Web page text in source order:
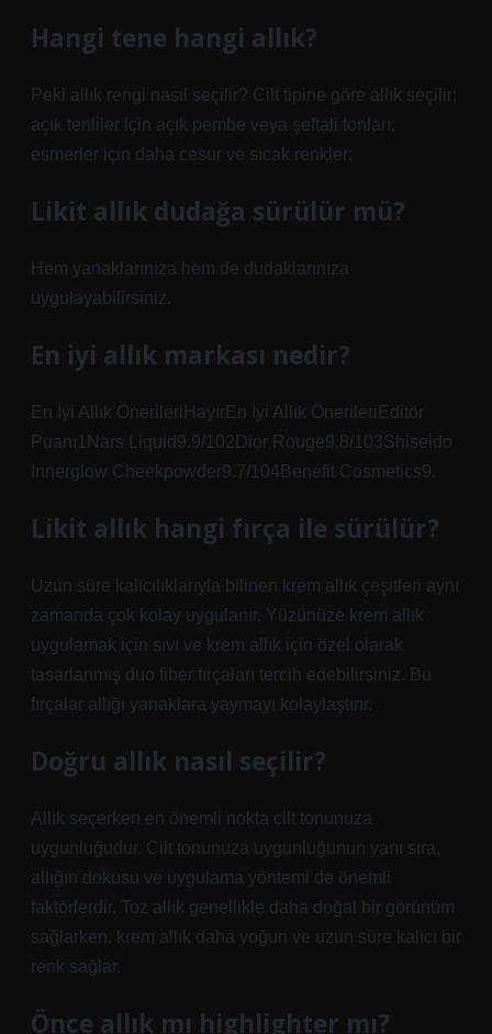
Hangi tene hangi allık?
Peki allık rengi nasıl seçilir? Cilt tipine göre allık seçilir;
açık tenliler için açık pembe veya şeftali tonları;
esmerler için daha cesur ve sıcak renkler;
Likit allık dudağa sürülür mü?
Hem yanaklarınıza hem de dudaklarınıza
uygulayabilirsiniz.
En iyi allık markası nedir?
En İyi Allık ÖnerileriHayırEn İyi Allık ÖnerileriEditör
Puanı1Nars Liquid9.9/102Dior Rouge9.8/103Shiseido
Innerglow Cheekpowder9.7/104Benefit Cosmetics9.
Likit allık hangi fırça ile sürülür?
Uzun süre kalıcılıklarıyla bilinen krem ​​allık çeşitleri aynı
zamanda çok kolay uygulanır. Yüzünüze krem ​​allık
uygulamak için sıvı ve krem ​​allık için özel olarak
tasarlanmış duo fiber fırçaları tercih edebilirsiniz. Bu
fırçalar allığı yanaklara yaymayı kolaylaştırır.
Doğru allık nasıl seçilir?
Allık seçerken en önemli nokta cilt tonunuza
uygunluğudur. Cilt tonunuza uygunluğunun yanı sıra,
allığın dokusu ve uygulama yöntemi de önemli
faktörlerdir. Toz allık genellikle daha doğal bir görünüm
sağlarken, krem ​​allık daha yoğun ve uzun süre kalıcı bir
renk sağlar.
Önce allık mı highlighter mı?